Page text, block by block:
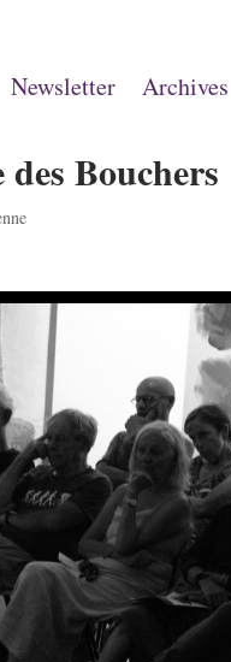
Newsletter Archives
Bouchers